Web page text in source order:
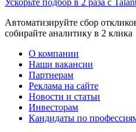
Автоматизируйте сбор
собирайте аналитику в 2 клика
О компании
Наши вакансии
Партнерам
Реклама на сайте
Новости и статьи
Инвесторам
Кандидаты по